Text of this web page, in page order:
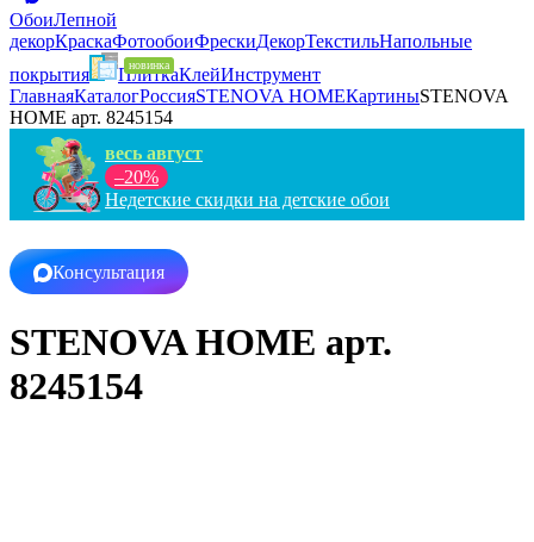
ОбоиЛепной
декорКраскаФотообоиФрескиДекорТекстильНапольные
покрытия
ПлиткаКлейИнструмент
ГлавнаяКаталогРоссияSTENOVA HOMEКартиныSTENOVA
HOME арт. 8245154
весь август
–20%
Недетские скидки на детские обои
Консультация
STENOVA HOME арт.
8245154